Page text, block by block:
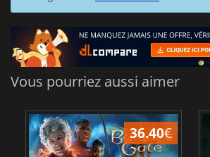
Vous pourriez aussi aimer
36.40€